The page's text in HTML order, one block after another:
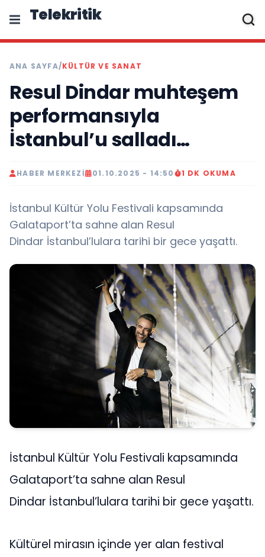
Telekritik
ANA SAYFA/KÜLTÜR VE SANAT
Resul Dindar muhteşem
performansıyla
İstanbul’u salladı…
HABER MERKEZI 01.10.2025 - 14:50 1 DK OKUMA
İstanbul Kültür Yolu Festivali kapsamında
Galataport’ta sahne alan Resul
Dindar İstanbul’lulara tarihi bir gece yaşattı.
İstanbul Kültür Yolu Festivali kapsamında
Galataport’ta sahne alan Resul
Dindar İstanbul’lulara tarihi bir gece yaşattı.
Kültürel mirasın içinde yer alan festival